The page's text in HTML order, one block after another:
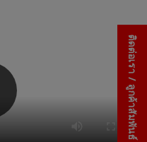
ติดต่อเรา / ลูกค้าสัมพันธ์